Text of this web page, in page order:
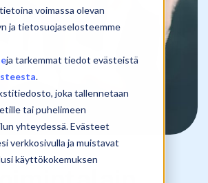
voimassa olevan
ja tietosuojaselosteemme
ja tarkemmat tiedot evästeistä
.
joka tallennetaan
tai puhelimeen
yhteydessä. Evästeet
verkkosivulla ja muistavat
käyttökokemuksen